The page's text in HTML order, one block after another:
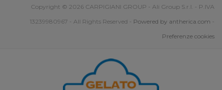
Copyright © 2026 CARPIGIANI GROUP - Ali Group S.r.l. - P.IVA
13239980967 - All Rights Reserved - Powered by antherica.com -
Preferenze cookies